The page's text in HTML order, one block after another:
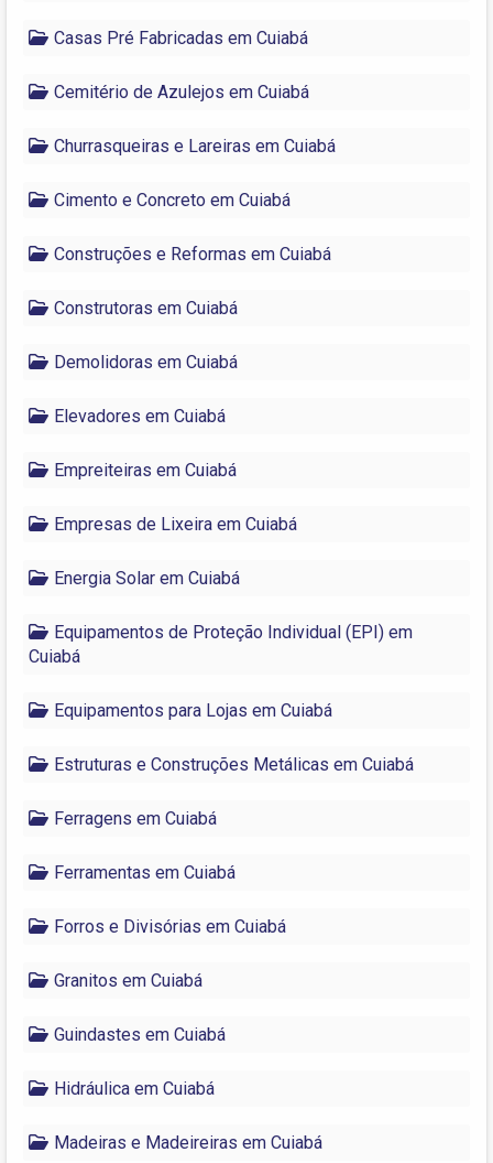
Casas Pré Fabricadas em Cuiabá
Cemitério de Azulejos em Cuiabá
Churrasqueiras e Lareiras em Cuiabá
Cimento e Concreto em Cuiabá
Construções e Reformas em Cuiabá
Construtoras em Cuiabá
Demolidoras em Cuiabá
Elevadores em Cuiabá
Empreiteiras em Cuiabá
Empresas de Lixeira em Cuiabá
Energia Solar em Cuiabá
Equipamentos de Proteção Individual (EPI) em
Cuiabá
Equipamentos para Lojas em Cuiabá
Estruturas e Construções Metálicas em Cuiabá
Ferragens em Cuiabá
Ferramentas em Cuiabá
Forros e Divisórias em Cuiabá
Granitos em Cuiabá
Guindastes em Cuiabá
Hidráulica em Cuiabá
Madeiras e Madeireiras em Cuiabá